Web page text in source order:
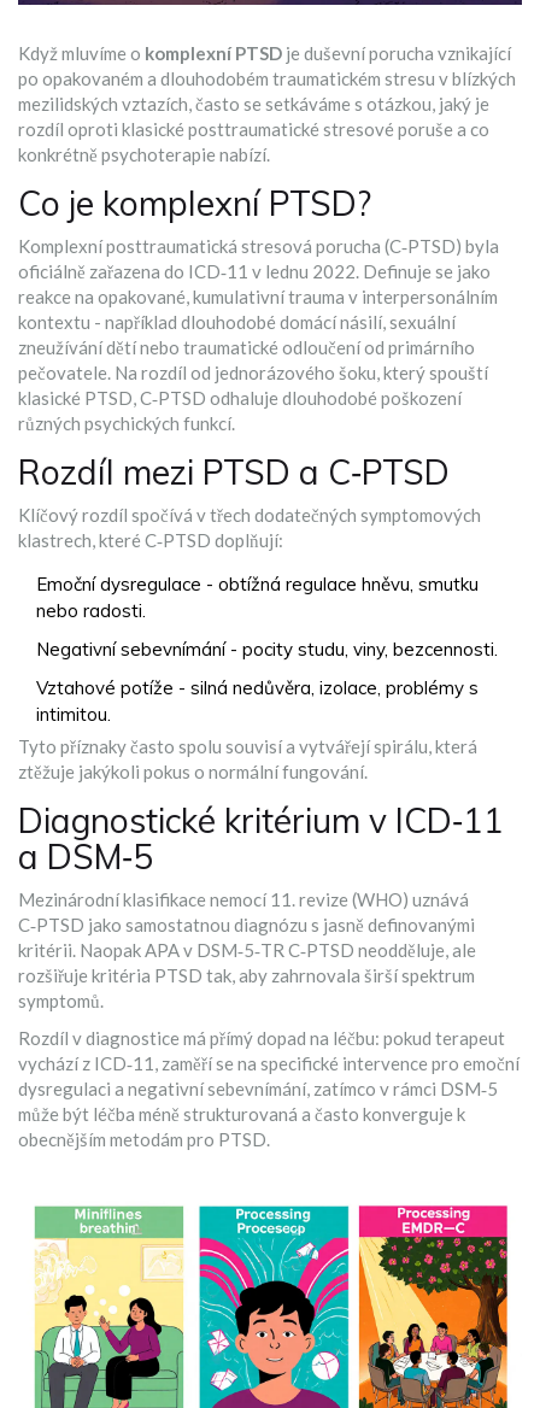
Když mluvíme o komplexní PTSD je duševní porucha vznikající
po opakovaném a dlouhodobém traumatickém stresu v blízkých
mezilidských vztazích, často se setkáváme s otázkou, jaký je
rozdíl oproti klasické posttraumatické stresové poruše a co
konkrétně psychoterapie nabízí.
Co je komplexní PTSD?
Komplexní posttraumatická stresová porucha (C‑PTSD) byla
oficiálně zařazena do ICD‑11 v lednu 2022. Definuje se jako
reakce na opakované, kumulativní trauma v interpersonálním
kontextu - například dlouhodobé domácí násilí, sexuální
zneužívání dětí nebo traumatické odloučení od primárního
pečovatele. Na rozdíl od jednorázového šoku, který spouští
klasické PTSD, C‑PTSD odhaluje dlouhodobé poškození
různých psychických funkcí.
Rozdíl mezi PTSD a C‑PTSD
Klíčový rozdíl spočívá v třech dodatečných symptomových
klastrech, které C‑PTSD doplňují:
Emoční dysregulace - obtížná regulace hněvu, smutku
nebo radosti.
Negativní sebevnímání - pocity studu, viny, bezcennosti.
Vztahové potíže - silná nedůvěra, izolace, problémy s
intimitou.
Tyto příznaky často spolu souvisí a vytvářejí spirálu, která
ztěžuje jakýkoli pokus o normální fungování.
Diagnostické kritérium v ICD‑11
a DSM‑5
Mezinárodní klasifikace nemocí 11. revize (WHO) uznává
C‑PTSD jako samostatnou diagnózu s jasně definovanými
kritérii. NaopakAPAv DSM‑5‑TR C‑PTSD neodděluje, ale
rozšiřuje kritéria PTSD tak, aby zahrnovala širší spektrum
symptomů.
Rozdíl v diagnostice má přímý dopad na léčbu: pokud terapeut
vychází z ICD‑11, zaměří se na specifické intervence pro emoční
dysregulaci a negativní sebevnímání, zatímco v rámci DSM‑5
může být léčba méně strukturovaná a často konverguje k
obecnějším metodám pro PTSD.